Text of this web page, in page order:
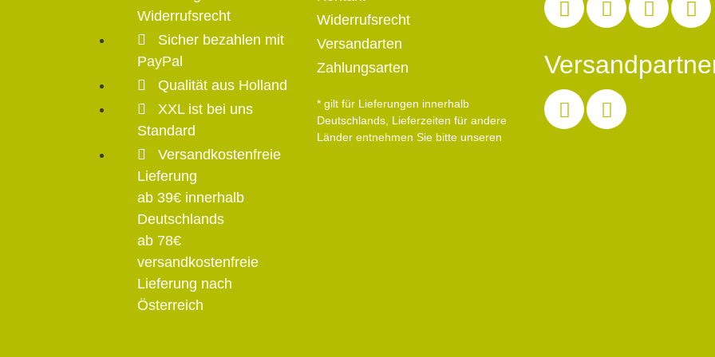
Widerrufsrecht
Sicher bezahlen mit
PayPal
Qualität aus Holland
XXL ist bei uns
Standard
Versandkostenfreie
Lieferung
ab 39€ innerhalb
Deutschlands
ab 78€
versandkostenfreie
Lieferung nach
Österreich
Widerrufsrecht
Versandarten
Zahlungsarten
* gilt für Lieferungen innerhalb
Deutschlands, Lieferzeiten für andere
Länder entnehmen Sie bitte unseren